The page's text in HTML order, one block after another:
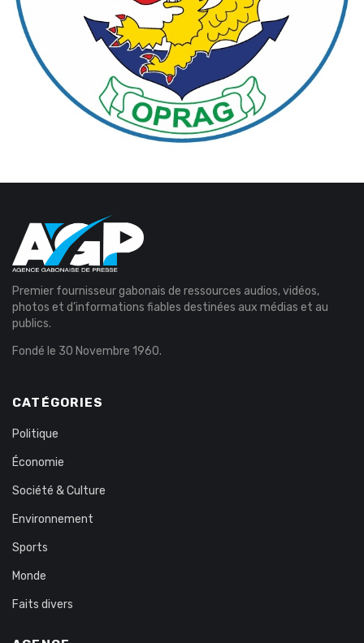
Premier fournisseur gabonais de ressources audios, vidéos,
photos et d’informations fiables destinées aux médias et au
publics.
Fondé le 30 Novembre 1960.
CATÉGORIES
Politique
Économie
Société & Culture
Environnement
Sports
Monde
Faits divers